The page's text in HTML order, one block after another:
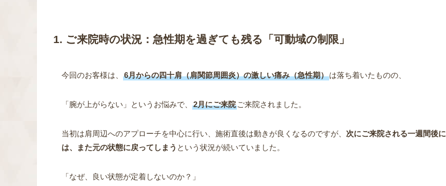
1. ご来院時の状況：急性期を過ぎても残る「可動域の制限」
今回のお客様は、 6月からの四十肩（肩関節周囲炎）の激しい痛み（急性期）は落ち着いたものの、
「腕が上がらない」というお悩みで、 2月にご来院 ご来院されました。
当初は肩周辺へのアプローチを中心に行い、施術直後は動きが良くなるのですが、 次にご来院される一週間後に
は、また元の状態に戻ってしまう という状況が続いていました。
「なぜ、良い状態が定着しないのか？」